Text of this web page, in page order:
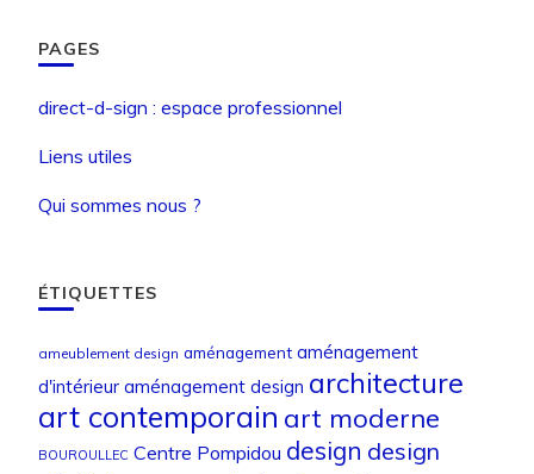
PAGES
direct-d-sign : espace professionnel
Liens utiles
Qui sommes nous ?
ÉTIQUETTES
ameublement design aménagement aménagement
d'intérieur aménagement design architecture
art contemporain art moderne
BOUROULLEC Centre Pompidou design design